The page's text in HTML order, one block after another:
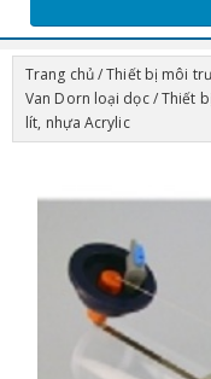
Trang chủ/Thiết bị môi
Van Dorn loại dọc/ Thiết
lít, nhựa Acrylic